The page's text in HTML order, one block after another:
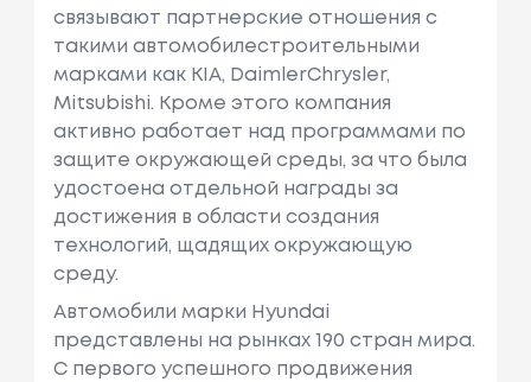
связывают партнерские отношения с
такими автомобилестроительными
марками как KIA, DaimlerChrysler,
Mitsubishi. Кроме этого компания
активно работает над программами по
защите окружающей среды, за что была
удостоена отдельной награды за
достижения в области создания
технологий, щадящих окружающую
среду.
Автомобили марки Hyundai
представлены на рынках 190 стран мира.
C первого успешного продвижения